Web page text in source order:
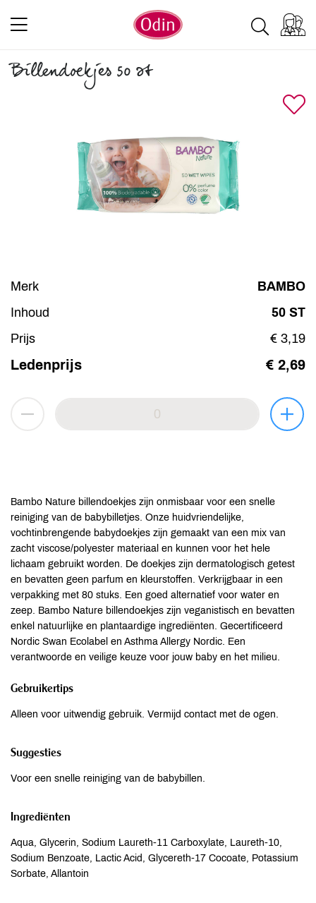
Billendoekjes 50 st
Merk
BAMBO
Inhoud
50 ST
Prijs
€ 3,19
Ledenprijs € 2,69
Bambo Nature billendoekjes zijn onmisbaar voor een snelle
reiniging van de babybilletjes. Onze huidvriendelijke,
vochtinbrengende babydoekjes zijn gemaakt van een mix van
zacht viscose/polyester materiaal en kunnen voor het hele
lichaam gebruikt worden. De doekjes zijn dermatologisch getest
en bevatten geen parfum en kleurstoffen. Verkrijgbaar in een
verpakking met 80 stuks. Een goed alternatief voor water en
zeep. Bambo Nature billendoekjes zijn veganistisch en bevatten
enkel natuurlijke en plantaardige ingrediënten. Gecertificeerd
Nordic Swan Ecolabel en Asthma Allergy Nordic. Een
verantwoorde en veilige keuze voor jouw baby en het milieu.
Gebruikertips
Alleen voor uitwendig gebruik. Vermijd contact met de ogen.
Suggesties
Voor een snelle reiniging van de babybillen.
Ingrediënten
Aqua, Glycerin, Sodium Laureth-11 Carboxylate, Laureth-10,
Sodium Benzoate, Lactic Acid, Glycereth-17 Cocoate, Potassium
Sorbate, Allantoin